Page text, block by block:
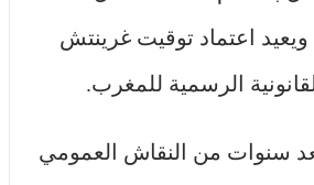
ويعيد اعتماد توقيت غرينتش
الرسمية للمغرب.
سنوات من النقاش العمومي